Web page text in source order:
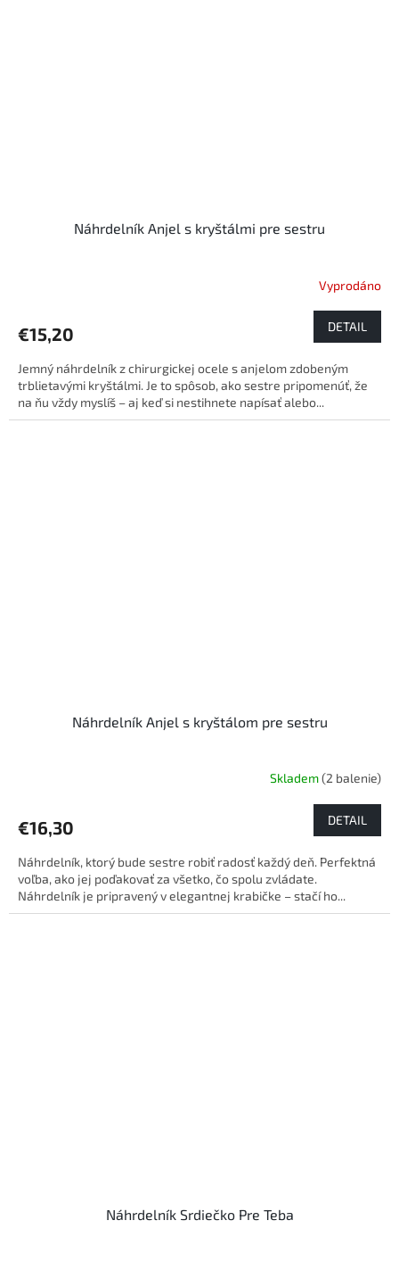
Náhrdelník Anjel s kryštálmi pre sestru
Vyprodáno
€15,20 DETAIL
Jemný náhrdelník z chirurgickej ocele s anjelom zdobeným
trblietavými kryštálmi. Je to spôsob, ako sestre pripomenúť, že
na ňu vždy myslíš – aj keď si nestihnete napísať alebo...
Náhrdelník Anjel s kryštálom pre sestru
Skladem(2 balenie)
€16,30 DETAIL
Náhrdelník, ktorý bude sestre robiť radosť každý deň. Perfektná
voľba, ako jej poďakovať za všetko, čo spolu zvládate.
Náhrdelník je pripravený v elegantnej krabičke – stačí ho...
Náhrdelník Srdiečko Pre Teba